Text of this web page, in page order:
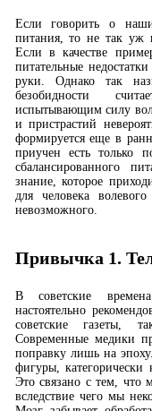
Если говорить о
питания, то не так уж
Если в качестве
питательные
руки. Однако так
безобидности
испытывающим силу
и пристрастий
формируется еще в
приучен есть только
сбалансированного
знание, которое
для человека
невозможного.
Привычка 1.
В советские
настоятельно
советские газеты,
Современные медики
поправку лишь на
фигуры, категорически
Это связано с тем, что
вследствие чего мы